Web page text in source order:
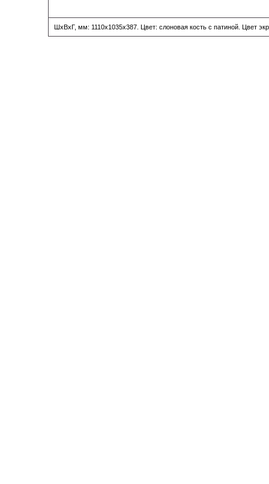
ШхВхГ, мм: 1110х1035х387. Цвет: слоновая кость с патиной. Цвет